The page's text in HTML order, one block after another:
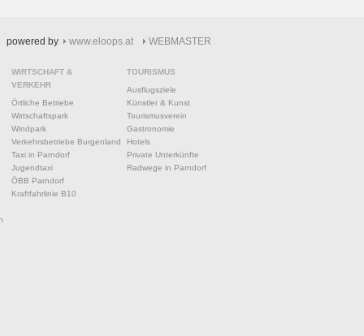
powered by www.eloops.at WEBMASTER
WIRTSCHAFT &
VERKEHR
Örtliche Betriebe
Wirtschaftspark
Windpark
Verkehrsbetriebe Burgenland
Taxi in Parndorf
Jugendtaxi
ÖBB Parndorf
Kraftfahrlinie B10
TOURISMUS
Ausflugsziele
Künstler & Kunst
Tourismusverein
Gastronomie
Hotels
Private Unterkünfte
Radwege in Parndorf